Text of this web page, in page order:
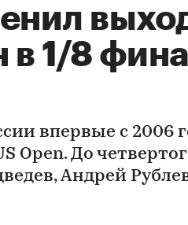
в 1/8
впервые с 2006
Open. До
Андрей